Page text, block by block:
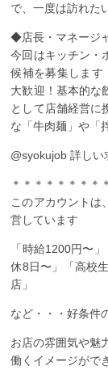
で、一度は訪れた
◆店長・マネージ
今回はキッチン・
候補を募集します
大歓迎！基本的な
として店舗経営に
な「牛肉麺」や「
@syokujob ︎詳しい
＊＊＊＊＊＊＊＊
このアカウントは
営しています
「時給1200円〜
休8日〜」「高校
店」
など・・・好条件
お店の雰囲気や魅
働くイメージがで